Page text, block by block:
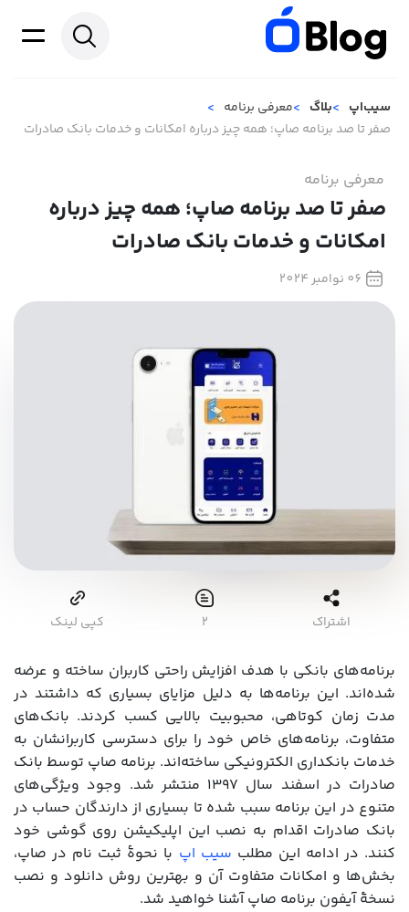
سیب‌اپ بلاگ
معرفی برنامه
صفر تا صد برنامه صاپ؛ همه چیز درباره امکانات و خدمات بانک صادرات
معرفی برنامه
صفر تا صد برنامه صاپ؛ همه چیز درباره
امکانات و خدمات بانک صادرات
06 نوامبر 2024
اشتراک 2 کپی لینک
برنامه‌های بانکی با هدف افزایش راحتی کاربران ساخته و عرضه
شده‌اند. این برنامه‌ها به دلیل مزایای بسیاری که داشتند در
مدت زمان کوتاهی، محبوبیت بالایی کسب کردند. بانک‌های
متفاوت، برنامه‌های خاص خود را برای دسترسی کاربرانشان به
خدمات بانکداری الکترونیکی ساخته‌اند. برنامه صاپ توسط بانک
صادرات در اسفند سال ۱۳۹۷ منتشر شد. وجود ویژگی‌های
متنوع در این برنامه سبب شده تا بسیاری از دارندگان حساب در
بانک صادرات اقدام به نصب این اپلیکیشن روی گوشی خود
کنند. در ادامه این مطلب سیب اپ با نحوۀ ثبت نام در صاپ،
بخش‌ها و امکانات متفاوت آن و بهترین روش دانلود و نصب
نسخۀ آیفون برنامه صاپ آشنا خواهید شد.